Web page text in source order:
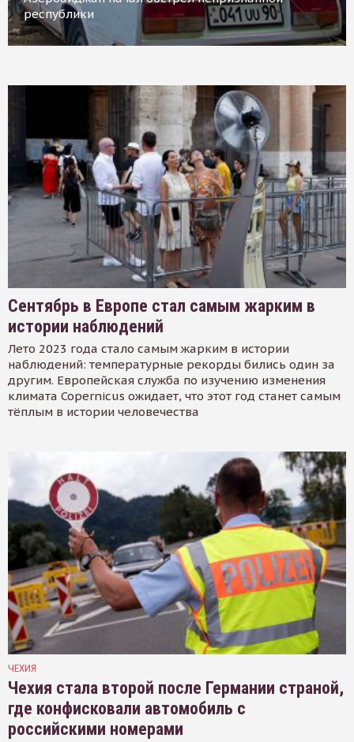
республики
Сентябрь в Европе стал самым жарким в
истории наблюдений
Лето 2023 года стало самым жарким в истории
наблюдений: температурные рекорды бились один за
другим. Европейская служба по изучению изменения
климата Copernicus ожидает, что этот год станет самым
тёплым в истории человечества
ЧЕХИЯ
Чехия стала второй после Германии страной,
где конфисковали автомобиль с
российскими номерами